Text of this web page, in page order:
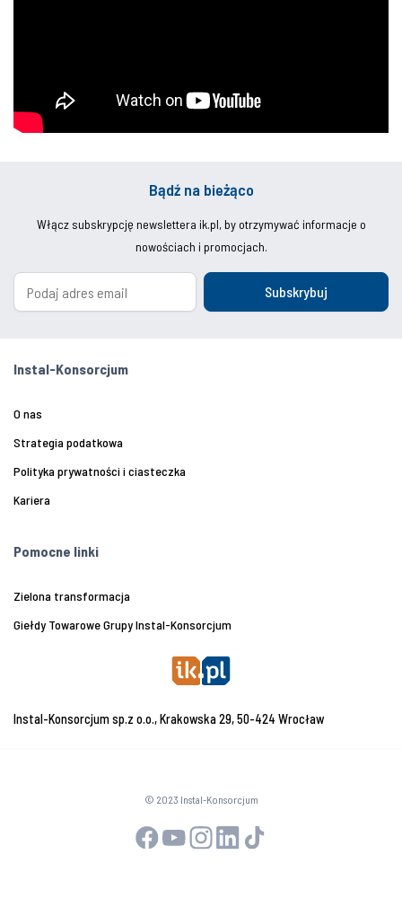
Bądź na bieżąco
Włącz subskrypcję newslettera ik.pl, by otrzymywać informacje o
nowościach i promocjach.
Subskrybuj
Instal-Konsorcjum
O nas
Strategia podatkowa
Polityka prywatności i ciasteczka
Kariera
Pomocne linki
Zielona transformacja
Giełdy Towarowe Grupy Instal-Konsorcjum
Instal-Konsorcjum sp.z o.o., Krakowska 29, 50-424 Wrocław
© 2023 Instal-Konsorcjum